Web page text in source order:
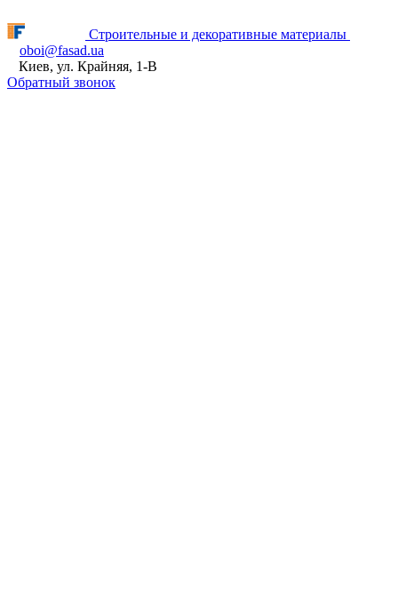
Строительные и декоративные материалы
oboi@fasad.ua
Киев, ул. Крайняя, 1-В
Обратный звонок